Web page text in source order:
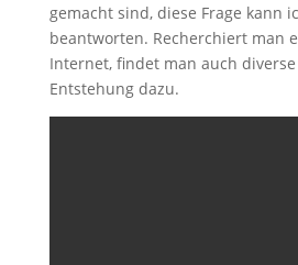
gemacht sind, diese Frage kann
beantworten. Recherchiert man
Internet, findet man auch
Entstehung dazu.